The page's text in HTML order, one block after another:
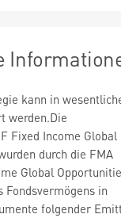
kann in
werden.Die
Fixed Income Global
durch die FMA
Global
Fondsvermögens in
folgender